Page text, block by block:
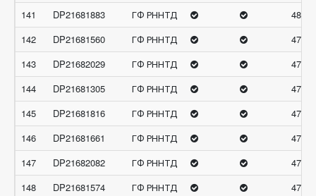
141 DP21681883 ГФ РННТД
142
DP21681560 ГФ РННТД
47.89
143
DP21682029 ГФ РННТД
144
DP21681305 ГФ РННТД
47.39
145
DP21681816 ГФ РННТД
47.39
146
DP21681661 ГФ РННТД
147
DP21682082 ГФ РННТД
148
DP21681574 ГФ РННТД
47.05